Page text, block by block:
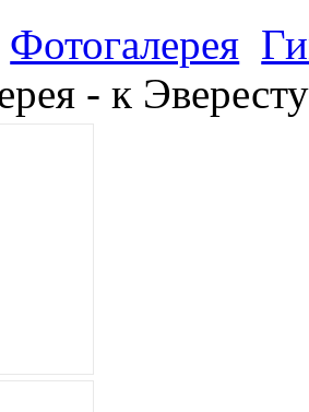
Фотогалерея
- к Эвересту